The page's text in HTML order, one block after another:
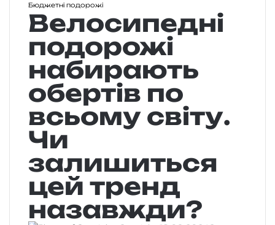
Бюджетні подорожі
Велосипедні
подорожі
набирають
обертів по
всьому світу.
Чи
залишиться
цей тренд
назавжди?